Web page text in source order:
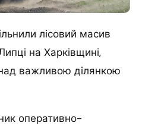
лісовий масив
на Харківщині,
важливою ділянкою
оперативно-